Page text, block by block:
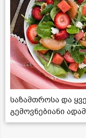
საზამთროსა და
გემოვნებიანი